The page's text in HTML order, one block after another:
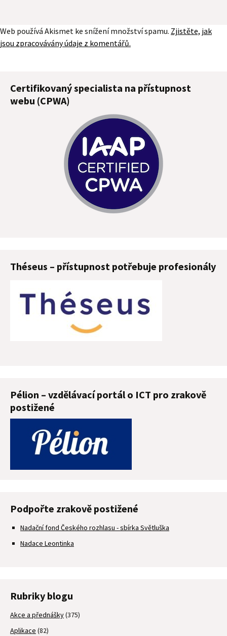
Web používá Akismet ke snížení množství spamu. Zjistěte, jak
jsou zpracovávány údaje z komentářů.
Certifikovaný specialista na přístupnost
webu (CPWA)
Théseus – přístupnost potřebuje profesionály
Pélion – vzdělávací portál o ICT pro zrakově
postižené
Podpořte zrakově postižené
Nadační fond Českého rozhlasu - sbírka Světluška
Nadace Leontinka
Rubriky blogu
Akce a přednášky(375)
Aplikace (82)